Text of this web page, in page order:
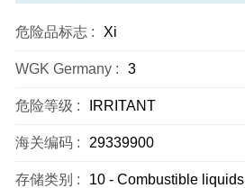
危险品标志 : Xi
WGK Germany : 3
危险等级 : IRRITANT
海关编码 : 29339900
存储类别 : 10 - Combustible liquids